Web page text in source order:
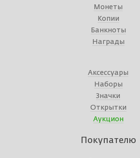
Монеты
Копии
Банкноты
Награды
Аксессуары
Наборы
Значки
Открытки
Аукцион
Покупателю